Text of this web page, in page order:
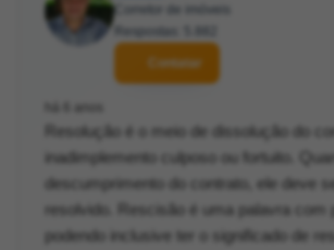
Corretor de imóveis
Respostas: 5.882
Contatar
há 6 anos
Resolução é o meio de dissolução do
inadimplemento culposo ou fortuito.
descumprimento do contrato, ele deve
resolvido. Rescisão é uma palavra com
podendo inclusive ter o significado de